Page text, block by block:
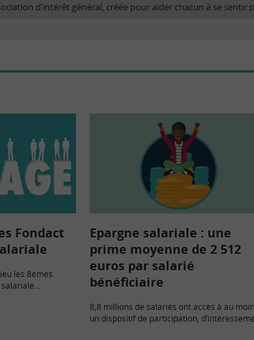
d’intérêt général, créée pour aider chacun à se sentir
Fondact
les 8èmes
Epargne salariale : une
prime moyenne de 2 512
euros par salarié
bénéficiaire
8,8 millions de salariés ont accès à au
un dispositif de participation,